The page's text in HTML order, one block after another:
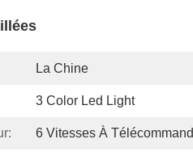
La Chine
3 Color Led Light
6 Vitesses À